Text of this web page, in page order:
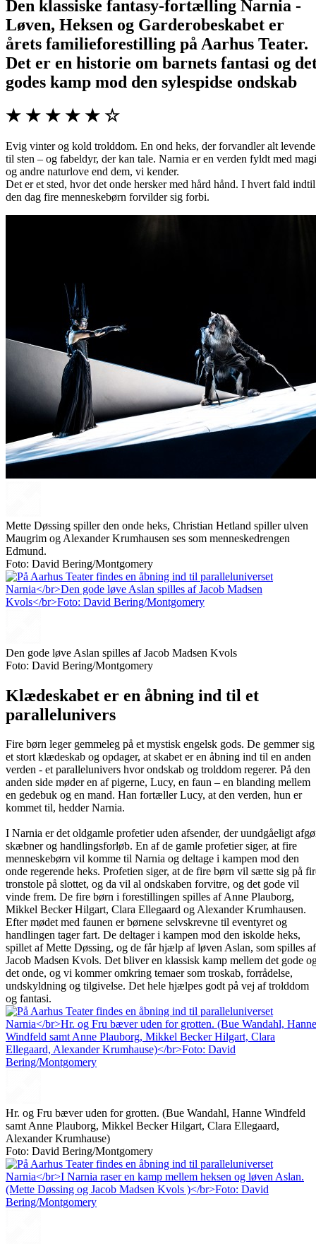
Den klassiske fantasy-fortælling Narnia -
Løven, Heksen og Garderobeskabet er
årets familieforestilling på Aarhus Teater.
Det er en historie om barnets fantasi og
godes kamp mod den sylespidse ondskab
★ ★ ★ ★ ★ ☆
Evig vinter og kold trolddom. En ond heks, der forvandler alt levende
til sten – og fabeldyr, der kan tale. Narnia er en verden fyldt med magi
og andre naturlove end dem, vi kender.
Det er et sted, hvor det onde hersker med hård hånd. I hvert fald indtil
den dag fire menneskebørn forvilder sig forbi.
Mette Døssing spiller den onde heks, Christian Hetland spiller ulven
Maugrim og Alexander Krumhausen ses som menneskedrengen
Edmund.
Foto: David Bering/Montgomery
Den gode løve Aslan spilles af Jacob Madsen Kvols
Foto: David Bering/Montgomery
Klædeskabet er en åbning ind til et
parallelunivers
Fire børn leger gemmeleg på et mystisk engelsk gods. De gemmer
et stort klædeskab og opdager, at skabet er en åbning ind til en anden
verden - et parallelunivers hvor ondskab og trolddom regerer. På den
anden side møder en af pigerne, Lucy, en faun – en blanding mellem
en gedebuk og en mand. Han fortæller Lucy, at den verden, hun er
kommet til, hedder Narnia.
I Narnia er det oldgamle profetier uden afsender, der uundgåeligt
skæbner og handlingsforløb. En af de gamle profetier siger, at fire
menneskebørn vil komme til Narnia og deltage i kampen mod den
onde regerende heks. Profetien siger, at de fire børn vil sætte sig på
tronstole på slottet, og da vil al ondskaben forvitre, og det gode vil
vinde frem. De fire børn i forestillingen spilles af Anne Plauborg,
Mikkel Becker Hilgart, Clara Ellegaard og Alexander Krumhausen.
Efter mødet med faunen er børnene selvskrevne til eventyret og
handlingen tager fart. De deltager i kampen mod den iskolde heks,
spillet af Mette Døssing, og de får hjælp af løven Aslan, som spilles af
Jacob Madsen Kvols. Det bliver en klassisk kamp mellem det gode
det onde, og vi kommer omkring temaer som troskab, forrådelse,
undskyldning og tilgivelse. Det hele hjælpes godt på vej af trolddom
og fantasi.
Hr. og Fru bæver uden for grotten. (Bue Wandahl, Hanne Windfeld
samt Anne Plauborg, Mikkel Becker Hilgart, Clara Ellegaard,
Alexander Krumhause)
Foto: David Bering/Montgomery